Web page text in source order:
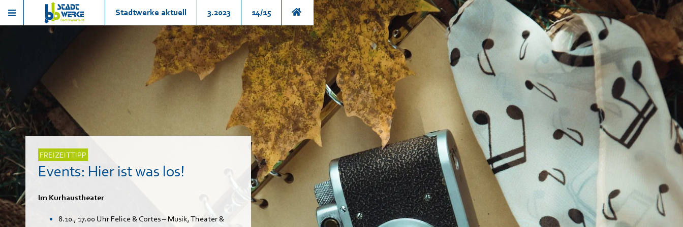
Stadtwerke aktuell 3.2023 14/15
FREIZEITTIPP
Events: Hier ist was los!
Im Kurhaustheater
8.10., 17.00 Uhr Felice & Cortes – Musik, Theater &